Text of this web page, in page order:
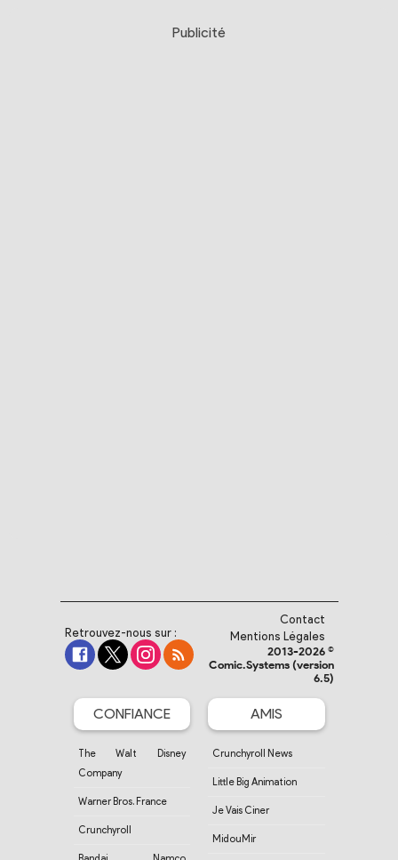
Publicité
Retrouvez-nous sur :
Contact
Mentions Légales
2013-2026 ©
Comic.Systems (version
6.5)
CONFIANCE
The Walt Disney
Company
Warner Bros. France
Crunchyroll
AMIS
Crunchyroll News
Little Big Animation
Je Vais Ciner
MidouMir